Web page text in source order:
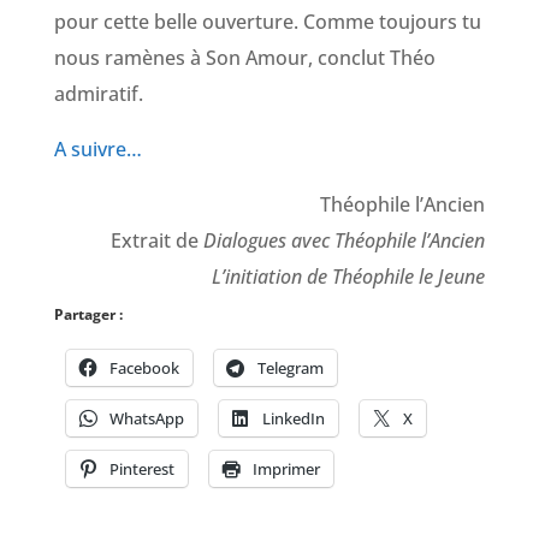
pour cette belle ouverture. Comme toujours tu
nous ramènes à Son Amour, conclut Théo
admiratif.
A suivre…
Théophile l’Ancien
Extrait deDialogues avec Théophile l’Ancien
L’initiation de Théophile le Jeune
Partager :
Facebook Telegram
WhatsApp LinkedIn X
Pinterest Imprimer